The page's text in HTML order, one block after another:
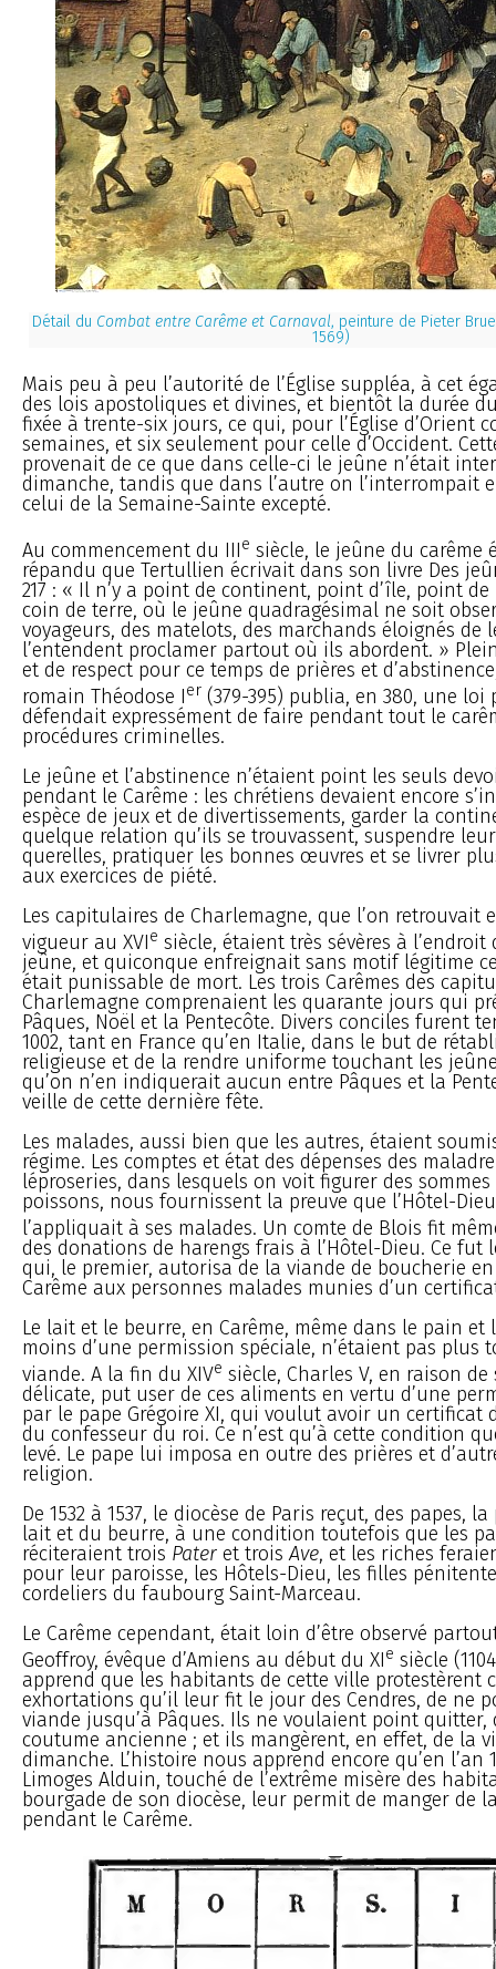
Détail du Combat entre Carême et Carnaval, peinture de Pieter
1569)
Mais peu à peu l’autorité de l’Église suppléa, à cet
des lois apostoliques et divines, et bientôt la durée
fixée à trente-six jours, ce qui, pour l’Église d’Orient
semaines, et six seulement pour celle d’Occident.
provenait de ce que dans celle-ci le jeûne n’était
dimanche, tandis que dans l’autre on l’interrompait
celui de la Semaine-Sainte excepté.
Au commencement du IIIe siècle, le jeûne du carême
répandu que Tertullien écrivait dans son livre Des
217 : « Il n’y a point de continent, point d’île, point
coin de terre, où le jeûne quadragésimal ne soit
voyageurs, des matelots, des marchands éloignés de
l’entendent proclamer partout où ils abordent. »
et de respect pour ce temps de prières et
romain Théodose Ier (379-395) publia, en 380, une
défendait expressément de faire pendant tout le
procédures criminelles.
Le jeûne et l’abstinence n’étaient point les seuls
pendant le Carême : les chrétiens devaient encore
espèce de jeux et de divertissements, garder la
quelque relation qu’ils se trouvassent, suspendre
querelles, pratiquer les bonnes œuvres et se livrer
aux exercices de piété.
Les capitulaires de Charlemagne, que l’on retrouvait
vigueur au XVIe siècle, étaient très sévères à
jeûne, et quiconque enfreignait sans motif légitime
était punissable de mort. Les trois Carêmes des
Charlemagne comprenaient les quarante jours qui
Pâques, Noël et la Pentecôte. Divers conciles furent
1002, tant en France qu’en Italie, dans le but de
religieuse et de la rendre uniforme touchant les
qu’on n’en indiquerait aucun entre Pâques et la
veille de cette dernière fête.
Les malades, aussi bien que les autres, étaient
régime. Les comptes et état des dépenses des
léproseries, dans lesquels on voit figurer des
poissons, nous fournissent la preuve que l’Hôtel-
l’appliquait à ses malades. Un comte de Blois fit
des donations de harengs frais à l’Hôtel-Dieu. Ce fut
qui, le premier, autorisa de la viande de boucherie
Carême aux personnes malades munies d’un
Le lait et le beurre, en Carême, même dans le pain et
moins d’une permission spéciale, n’étaient pas plus
viande. A la fin du XIVe siècle, Charles V, en raison de
délicate, put user de ces aliments en vertu d’une
par le pape Grégoire XI, qui voulut avoir un certificat
du confesseur du roi. Ce n’est qu’à cette condition
levé. Le pape lui imposa en outre des prières et
religion.
De 1532 à 1537, le diocèse de Paris reçut, des papes,
lait et du beurre, à une condition toutefois que les
réciteraient trois Pater et troisAve, et les riches
pour leur paroisse, les Hôtels-Dieu, les filles
cordeliers du faubourg Saint-Marceau.
Le Carême cependant, était loin d’être observé
Geoffroy, évêque d’Amiens au début du XIe siècle
apprend que les habitants de cette ville protestèrent
exhortations qu’il leur fit le jour des Cendres, de ne
viande jusqu’à Pâques. Ils ne voulaient point
coutume ancienne ; et ils mangèrent, en effet, de la
dimanche. L’histoire nous apprend encore qu’en l’an
Limoges Alduin, touché de l’extrême misère des
bourgade de son diocèse, leur permit de manger de
pendant le Carême.